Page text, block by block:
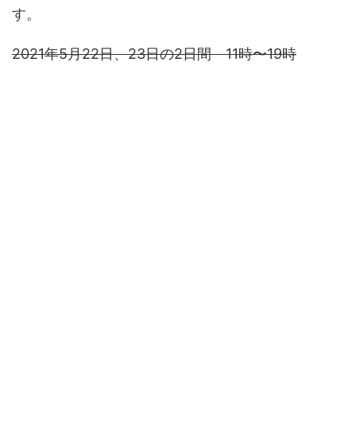
す。
2021年5月22日、23日の2日間 11時〜19時